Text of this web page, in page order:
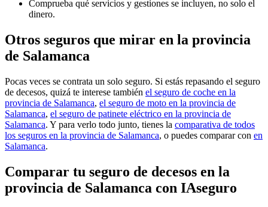
Comprueba qué servicios y gestiones se incluyen, no solo el
dinero.
Otros seguros que mirar en la provincia
de Salamanca
Pocas veces se contrata un solo seguro. Si estás repasando el seguro
de decesos, quizá te interese también el seguro de coche en la
provincia de Salamanca, el seguro de moto en la provincia de
Salamanca, el seguro de patinete eléctrico en la provincia de
Salamanca. Y para verlo todo junto, tienes la comparativa de todos
los seguros en la provincia de Salamanca, o puedes comparar con en
Salamanca.
Comparar tu seguro de decesos en la
provincia de Salamanca con IAseguro